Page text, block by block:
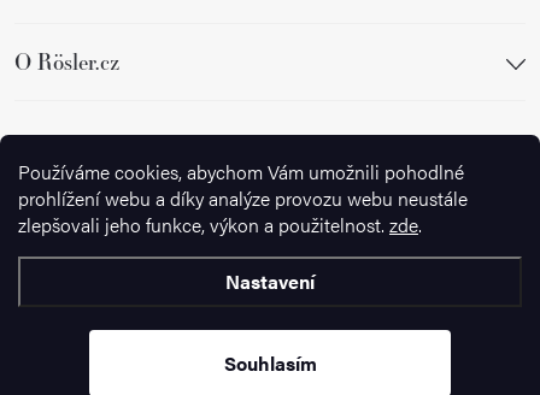
Používáme cookies, abychom Vám umožnili pohodlné
prohlížení webu a díky analýze provozu webu neustále
zlepšovali jeho funkce, výkon a použitelnost. zde.
Nastavení
Souhlasím
O Rösler.cz
Sledujte nás
nastavení cookies